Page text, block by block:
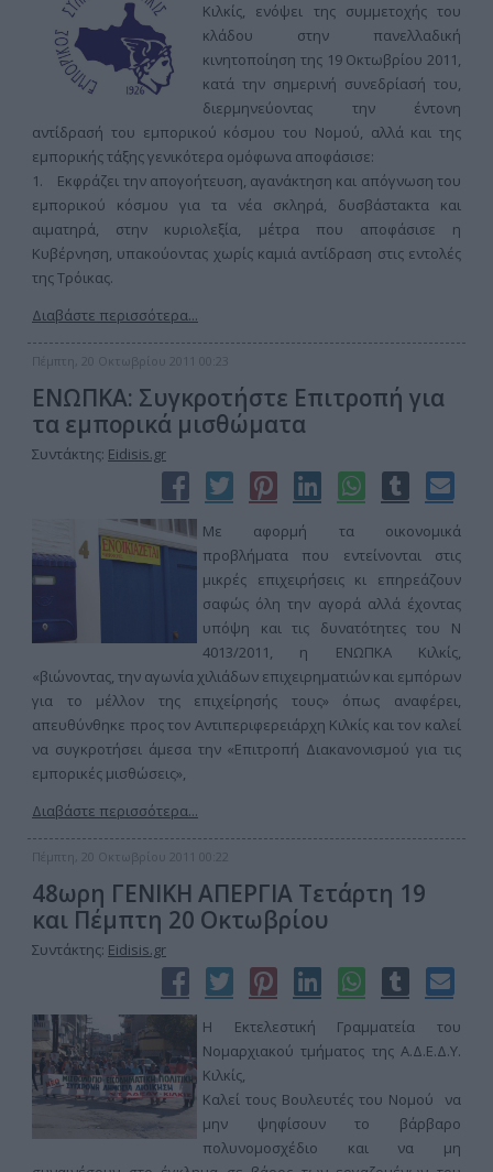
Κιλκίς, ενόψει της συμμετοχής του
κλάδου στην πανελλαδική
κινητοποίηση της 19 Οκτωβρίου 2011,
κατά την σημερινή συνεδρίασή του,
διερμηνεύοντας την έντονη
αντίδρασή του εμπορικού κόσμου του Νομού, αλλά και της
εμπορικής τάξης γενικότερα ομόφωνα αποφάσισε:
1. Εκφράζει την απογοήτευση, αγανάκτηση και απόγνωση του
εμπορικού κόσμου για τα νέα σκληρά, δυσβάστακτα και
αιματηρά, στην κυριολεξία, μέτρα που αποφάσισε η
Κυβέρνηση, υπακούοντας χωρίς καμιά αντίδραση στις εντολές
της Τρόικας.
Διαβάστε περισσότερα...
Πέμπτη, 20 Οκτωβρίου 2011 00:23
ΕΝΩΠΚΑ: Συγκροτήστε Επιτροπή για
τα εμπορικά μισθώματα
Συντάκτης: Eidisis.gr
Με αφορμή τα οικονομικά
προβλήματα που εντείνονται στις
μικρές επιχειρήσεις κι επηρεάζουν
σαφώς όλη την αγορά αλλά έχοντας
υπόψη και τις δυνατότητες του Ν
4013/2011, η ΕΝΩΠΚΑ Κιλκίς,
«βιώνοντας, την αγωνία χιλιάδων επιχειρηματιών και εμπόρων
για το μέλλον της επιχείρησής τους» όπως αναφέρει,
απευθύνθηκε προς τον Αντιπεριφερειάρχη Κιλκίς και τον καλεί
να συγκροτήσει άμεσα την «Επιτροπή Διακανονισμού για τις
εμπορικές μισθώσεις»,
Διαβάστε περισσότερα...
Πέμπτη, 20 Οκτωβρίου 2011 00:22
48ωρη ΓΕΝΙΚΗ ΑΠΕΡΓΙΑ Τετάρτη 19
και Πέμπτη 20 Οκτωβρίου
Συντάκτης: Eidisis.gr
Η Εκτελεστική Γραμματεία του
Νομαρχιακού τμήματος της Α.Δ.Ε.Δ.Υ.
Κιλκίς,
Καλεί τους Βουλευτές του Νομού να
μην ψηφίσουν το βάρβαρο
πολυνομοσχέδιο και να μη